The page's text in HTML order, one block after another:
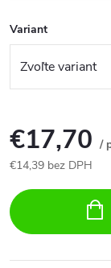
Variant
€17,70 /
€14,39 bez DPH
cena: